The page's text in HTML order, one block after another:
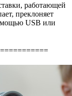
работающей
преклоняет
USB или